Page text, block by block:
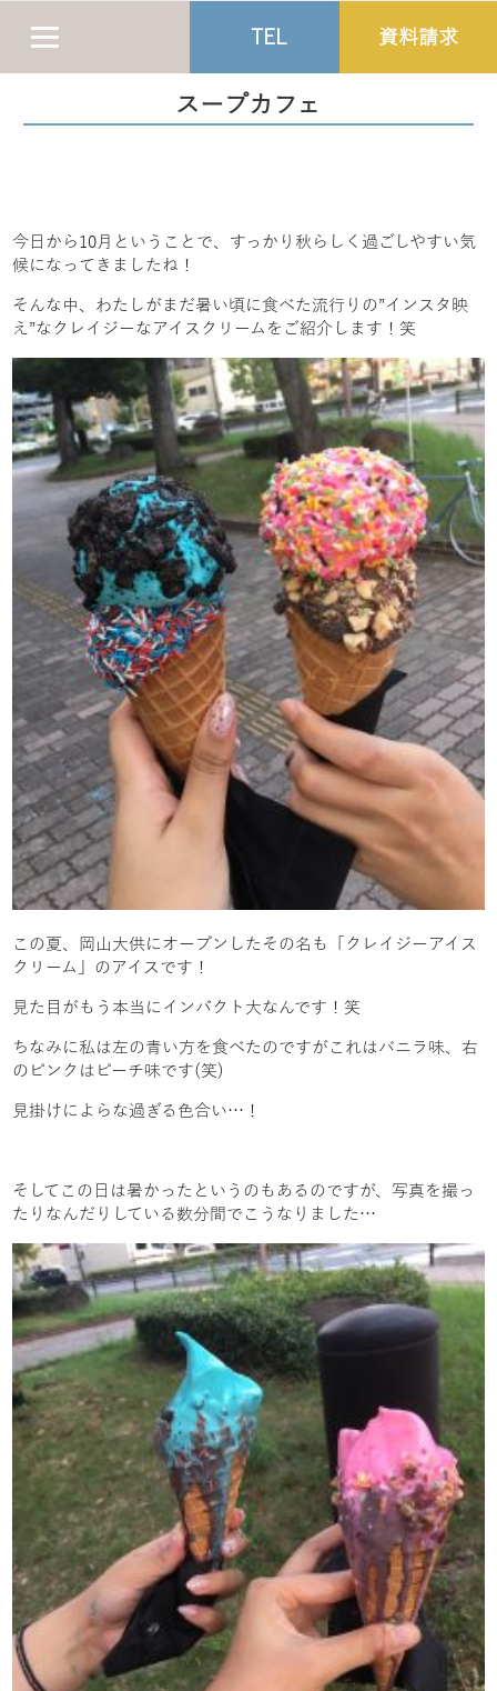
TEL 資料請求
スープカフェ
今日から10月ということで、すっかり秋らしく過ごしやすい気
候になってきましたね！
そんな中、わたしがまだ暑い頃に食べた流行りの”インスタ映
え”なクレイジーなアイスクリームをご紹介します！笑
この夏、岡山大供にオープンしたその名も「クレイジーアイス
クリーム」のアイスです！
見た目がもう本当にインパクト大なんです！笑
ちなみに私は左の青い方を食べたのですがこれはバニラ味、右
のピンクはピーチ味です(笑)
見掛けによらな過ぎる色合い…！
そしてこの日は暑かったというのもあるのですが、写真を撮っ
たりなんだりしている数分間でこうなりました…